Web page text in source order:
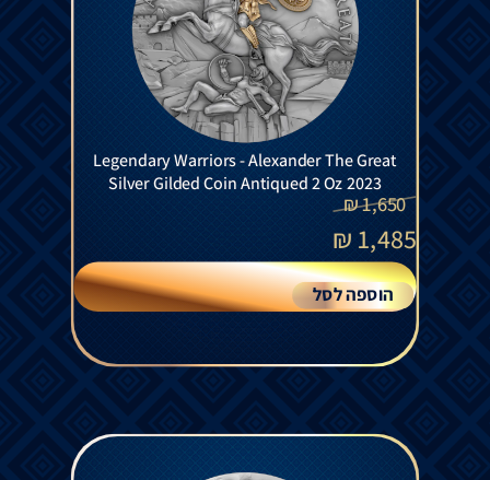
Legendary Warriors - Alexander The Great
Silver Gilded Coin Antiqued 2 Oz 2023
1,650
₪
1,485
₪
הוספה לסל